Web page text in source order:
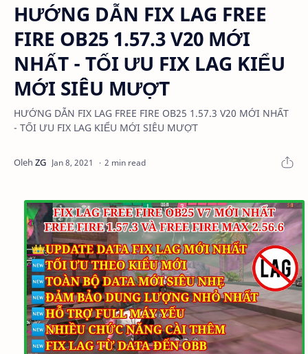
HƯỚNG DẪN FIX LAG FREE
FIRE OB25 1.57.3 V20 MỚI
NHẤT - TỐI ƯU FIX LAG KIỂU
MỚI SIÊU MƯỢT
HƯỚNG DẪN FIX LAG FREE FIRE OB25 1.57.3 V20 MỚI NHẤT
- TỐI ƯU FIX LAG KIỂU MỚI SIÊU MƯỢT
2 min read